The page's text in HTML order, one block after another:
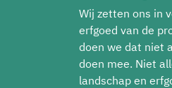
Wij zetten ons in
erfgoed van de
doen we dat niet
doen mee. Niet
landschap en